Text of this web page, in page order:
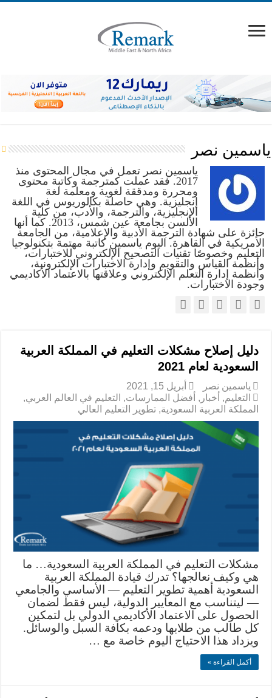
ياسمين نصر
ياسمين نصر تعمل في مجال المحتوى منذ
2017. فقد عملت كمترجمة وكاتبة محتوى
ومحررة ومدققة لغوية ومعلمة لغة
إنجليزية. وهي حاصلة بكالوريوس في اللغة
الإنجليزية، والترجمة، والأدب، من كلية
الألسن بجامعة عين شمس، 2013. كما أنها
حائزة على شهادة الترجمة الأدبية والإعلامية، من الجامعة
الأمريكية في القاهرة. اليوم ياسمين كاتبة مهتمة بتكنولوجيا
التعليم وخصوصًا تقنيات التصحيح الإلكتروني للاختبارات،
وأنظمة القياس والتقويم وإدارة الاختبارات الإلكترونية،
وأنظمة إدارة التعلم الإلكتروني وعلاقتها بالاعتماد الأكاديمي
وجودة الاختبارات.
دليل إصلاح مشكلات التعليم في المملكة العربية
السعودية لعام 2021
ياسمين نصر
أبريل 15, 2021
التعليم, أخبار , أفضل الممارسات, التعليم في العالم العربي,
المملكة العربية السعودية,تطوير التعليم العالي
مشكلات التعليم في المملكة العربية السعودية… ما
هي وكيف نعالجها؟ تدرك قيادة المملكة العربية
السعودية أهمية تطوير التعليم — الأساسي والجامعي
— ليتناسب مع المعايير الدولية، ليس فقط لضمان
الحصول على الاعتماد الأكاديمي الدولي بل لتمكين
كل طالب من طلابها ودعمه بكافة السبل والوسائل.
ويزداد هذا الاحتياج اليوم خاصة مع …
أكمل القراءة »